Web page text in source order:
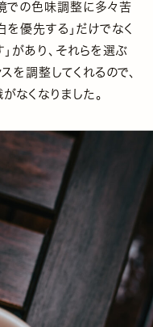
での色味調整に多々苦
を優先する」だけでなく
があり、それらを選ぶ
を調整してくれるので、
なくなりました。​